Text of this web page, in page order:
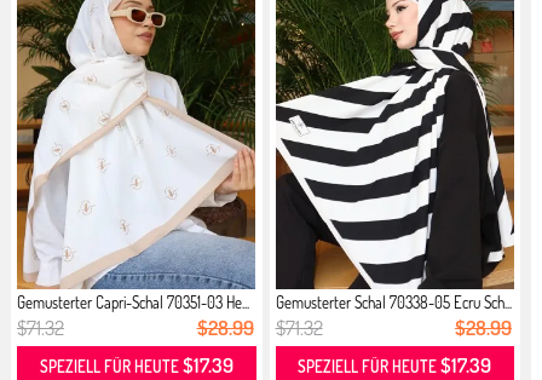
Gemusterter Capri-Schal 70351-03 He...
$71.32 $28.99
SPEZIELL FÜR HEUTE$17.39
Gemusterter Schal 70338-05 Ecru Sch...
$71.32 $28.99
SPEZIELL FÜR HEUTE$17.39